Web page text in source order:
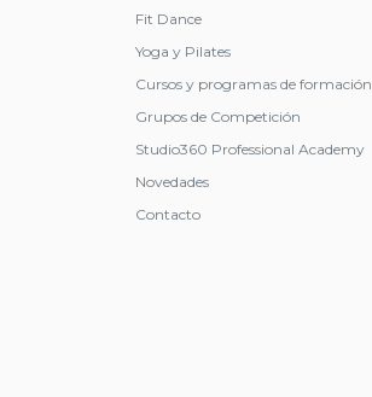
Fit Dance
Yoga y Pilates
Cursos y programas de formación
Grupos de Competición
Studio360 Professional Academy
Novedades
Contacto